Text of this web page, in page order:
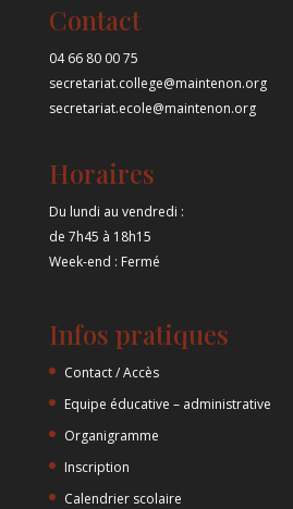
Contact
04 66 80 00 75
secretariat.college@maintenon.org
secretariat.ecole@maintenon.org
Horaires
Du lundi au vendredi :
de 7h45 à 18h15
Week-end : Fermé
Infos pratiques
Contact / Accès
Equipe éducative – administrative
Organigramme
Inscription
Calendrier scolaire